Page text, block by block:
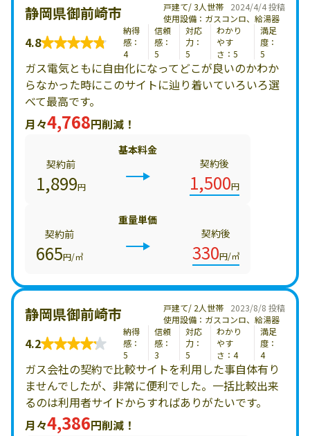
2024/4/4 投稿
静岡県御前崎市
戸建て/ 3人世帯
使用設備：ガスコンロ、給湯器
4.8
納得
感：
4
信頼
感：
5
対応
力：
5
わかり
やす
さ：5
満足
度：
5
ガス電気ともに自由化になってどこが良いのかわか
らなかった時にこのサイトに辿り着いていろいろ選
べて最高です。
月々4,768円削減！
基本料金
契約前
1,899円
契約後
1,500円
重量単価
契約前
665円/㎥
契約後
330円/㎥
2023/8/8 投稿
静岡県御前崎市
戸建て/ 2人世帯
使用設備：ガスコンロ、給湯器
4.2
納得
感：
5
信頼
感：
3
対応
力：
5
わかり
やす
さ：4
満足
度：
4
ガス会社の契約で比較サイトを利用した事自体有り
ませんでしたが、非常に便利でした。一括比較出来
るのは利用者サイドからすればありがたいです。
月々4,386円削減！